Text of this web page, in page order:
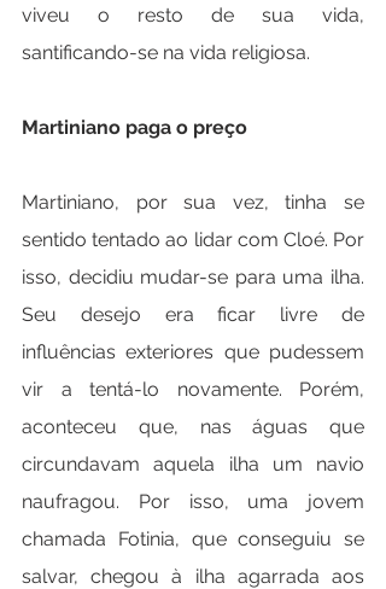
viveu o resto de sua vida,
santificando-se na vida religiosa.
Martiniano paga o preço
Martiniano, por sua vez, tinha se
sentido tentado ao lidar com Cloé. Por
isso, decidiu mudar-se para uma ilha.
Seu desejo era ficar livre de
influências exteriores que pudessem
vir a tentá-lo novamente. Porém,
aconteceu que, nas águas que
circundavam aquela ilha um navio
naufragou. Por isso, uma jovem
chamada Fotinia, que conseguiu se
salvar, chegou à ilha agarrada aos